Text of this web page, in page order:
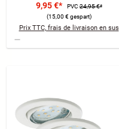
9,95 €* PVC24,95 €*
(15,00 € gespart)
Prix TTC, frais de livraison en sus